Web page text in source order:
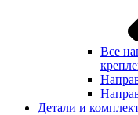
Все
Детали и